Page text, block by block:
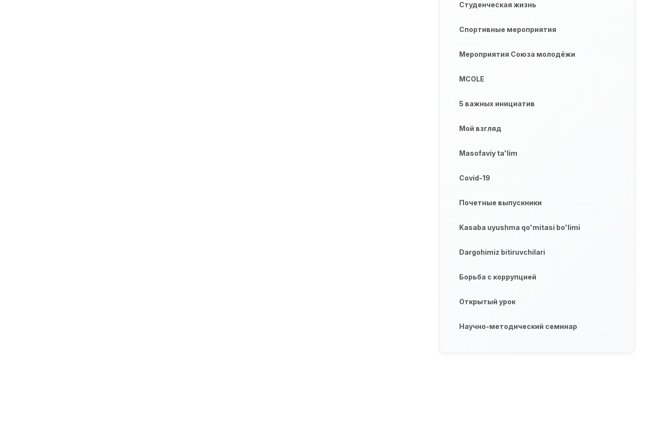
Студенческая жизнь
Спортивные мероприятия
Мероприятия Союза молодёжи
MCOLE
5 важных инициатив
Мой взгляд
Masofaviy ta'lim
Covid-19
Почетные выпускники
Kasaba uyushma qo'mitasi bo'limi
Dargohimiz bitiruvchilari
Борьба с коррупцией
Открытый урок
Научно-методический семинар